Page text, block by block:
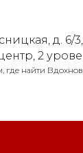
д. 6/
2
где найти